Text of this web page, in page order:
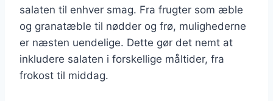
salaten til enhver smag. Fra frugter som æble
og granatæble til nødder og frø, mulighederne
er næsten uendelige. Dette gør det nemt at
inkludere salaten i forskellige måltider, fra
frokost til middag.